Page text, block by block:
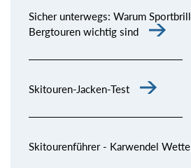
Sicher unterwegs: Warum
Bergtouren wichtig sind
Skitouren-Jacken-Test
Skitourenführer - Karwendel